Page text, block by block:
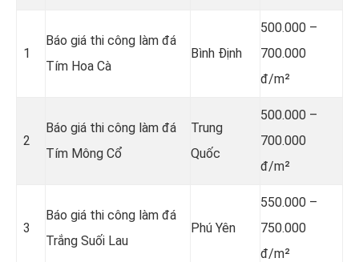
1
Báo giá thi công làm đá
Tím Hoa Cà
Bình Định
500.000 –
700.000
đ/m²
2
Báo giá thi công làm đá
Tím Mông Cổ
Trung
Quốc
500.000 –
700.000
đ/m²
3
Báo giá thi công làm đá
Trắng Suối Lau
Phú Yên
550.000 –
750.000
đ/m²